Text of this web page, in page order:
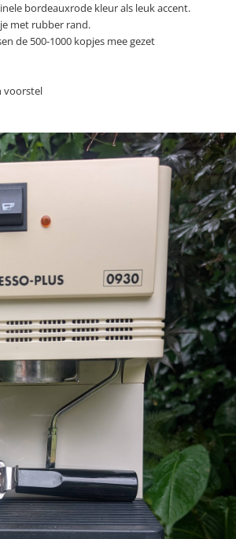
bordeauxrode kleur als leuk accent.
met rubber rand.
de 500-1000 kopjes mee gezet
voorstel